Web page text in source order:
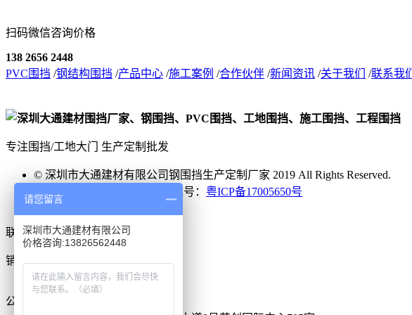
扫码微信咨询价格
138 2656 2448
PVC围挡 /钢结构围挡 /产品中心 /施工案例 /合作伙伴 /新闻资讯 /关于我们 /联系我们
专注围挡/工地大门 生产定制批发
© 深圳市大通建材有限公司钢围挡生产定制厂家 2019 All Rights Reserved.
网案备案：6554557号 ICP备案号： 粤ICP备17005650号
联系我们
销售热线：
138 2656 2448
公司地址：
请您留言
深圳市大通建材有限公司
价格咨询:13826562448